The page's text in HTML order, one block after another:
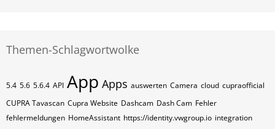
Themen-Schlagwortwolke
5.4 5.6 5.6.4 API App Apps auswerten Camera cloud cupraofficial
CUPRA Tavascan Cupra Website Dashcam Dash Cam Fehler
fehlermeldungen HomeAssistant https://identity.vwgroup.io integration